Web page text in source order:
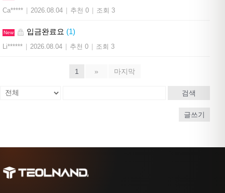
Ca***** 2026.08.04 추천 0 조회 3
New 입금완료요 (1)
Li****** 2026.08.04 추천 0 조회 3
1 » 마지막
검색
글쓰기